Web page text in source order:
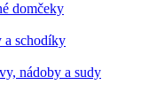
domčeky
a schodíky
nádoby a sudy